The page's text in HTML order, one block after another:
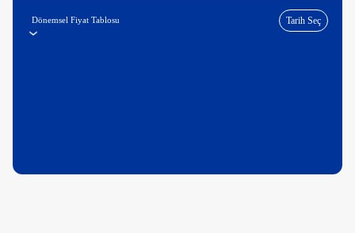
Dönemsel Fiyat Tablosu Tarih Seç